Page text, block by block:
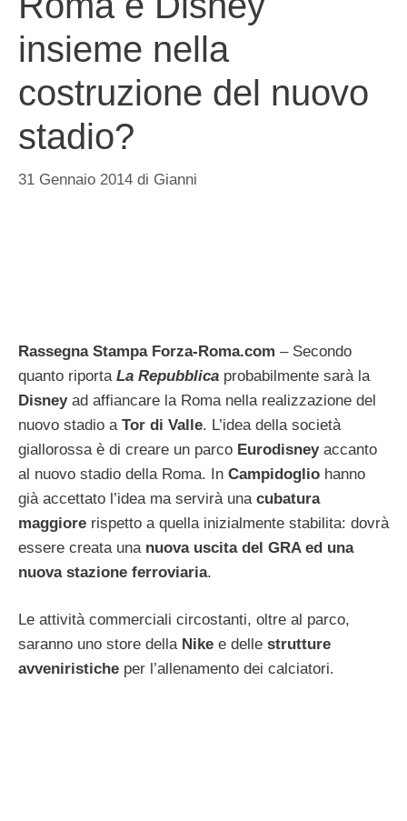
insieme nella
costruzione del nuovo
stadio?
31 Gennaio 2014 di Gianni
Rassegna Stampa Forza-Roma.com – Secondo
quanto riporta La Repubblica probabilmente sarà la
Disneyad affiancare la Roma nella realizzazione del
nuovo stadio a Tor di Valle. L’idea della società
giallorossa è di creare un parco Eurodisneyaccanto
al nuovo stadio della Roma. In Campidoglio hanno
già accettato l’idea ma servirà una cubatura
maggiore rispetto a quella inizialmente stabilita: dovrà
essere creata una nuova uscita del GRA ed una
nuova stazione ferroviaria.
Le attività commerciali circostanti, oltre al parco,
saranno uno store della Nike e delle strutture
avveniristiche per l’allenamento dei calciatori.